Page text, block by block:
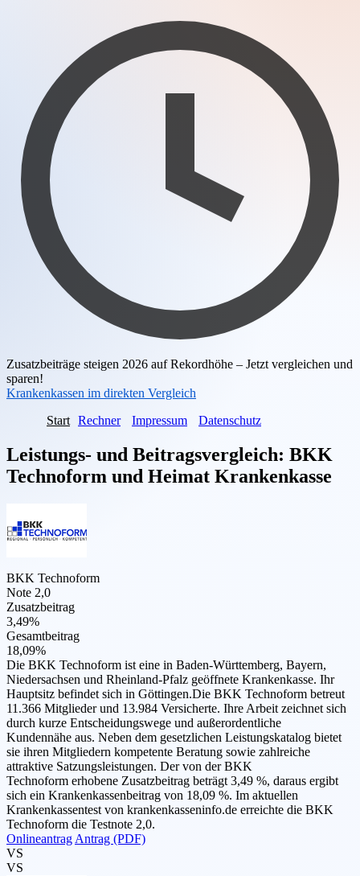
Zusatzbeiträge steigen 2026 auf Rekordhöhe – Jetzt vergleichen und
sparen!
Krankenkassen im direkten Vergleich
Start Rechner Impressum Datenschutz
Leistungs- und Beitragsvergleich: BKK
Technoform und Heimat Krankenkasse
BKK Technoform
Note 2,0
Zusatzbeitrag
3,49%
Gesamtbeitrag
18,09%
Die BKK Technoform ist eine in Baden-Württemberg, Bayern,
Niedersachsen und Rheinland-Pfalz geöffnete Krankenkasse. Ihr
Hauptsitz befindet sich in Göttingen.Die BKK Technoform betreut
11.366 Mitglieder und 13.984 Versicherte. Ihre Arbeit zeichnet sich
durch kurze Entscheidungswege und außerordentliche
Kundennähe aus. Neben dem gesetzlichen Leistungskatalog bietet
sie ihren Mitgliedern kompetente Beratung sowie zahlreiche
attraktive Satzungsleistungen. Der von der BKK
Technoform erhobene Zusatzbeitrag beträgt 3,49 %, daraus ergibt
sich ein Krankenkassenbeitrag von 18,09 %. Im aktuellen
Krankenkassentest von krankenkasseninfo.de erreichte die BKK
Technoform die Testnote 2,0.
Onlineantrag Antrag (PDF)
VS
VS